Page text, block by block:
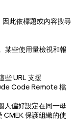
此依標題或內容搜尋
某些使用量檢視和報
些 URL 支援
Code Remote 檔
人偏好設定在同一母
CMEK 保護組織的使